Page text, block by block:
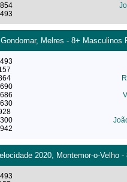
Melres - 8+ Masculinos
2020, Montemor-o-Velho